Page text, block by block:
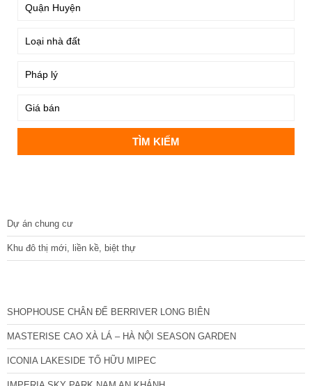
Dự án chung cư
Khu đô thị mới, liền kề, biệt thự
SHOPHOUSE CHÂN ĐẾ BERRIVER LONG BIÊN
MASTERISE CAO XÀ LÁ – HÀ NỘI SEASON GARDEN
ICONIA LAKESIDE TỐ HỮU MIPEC